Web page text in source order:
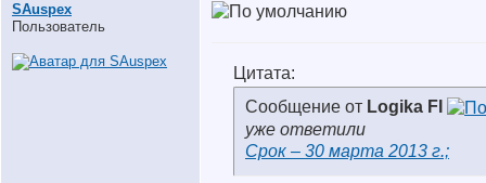
SAuspex
Пользователь
Цитата:
Сообщение от Logika FI
уже ответили
Срок – 30 марта 2013 г.;